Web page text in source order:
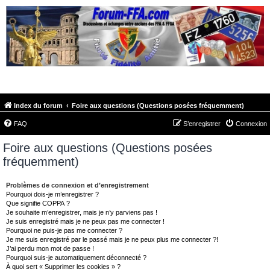
Index du forum Foire aux questions (Questions posées fréquemment)
FAQ Connexion
S’enregistrer
Foire aux questions (Questions posées
fréquemment)
Problèmes de connexion et d’enregistrement
Pourquoi dois-je m’enregistrer ?
Que signifie COPPA ?
Je souhaite m’enregistrer, mais je n’y parviens pas !
Je suis enregistré mais je ne peux pas me connecter !
Pourquoi ne puis-je pas me connecter ?
Je me suis enregistré par le passé mais je ne peux plus me connecter ?!
J’ai perdu mon mot de passe !
Pourquoi suis-je automatiquement déconnecté ?
À quoi sert « Supprimer les cookies » ?